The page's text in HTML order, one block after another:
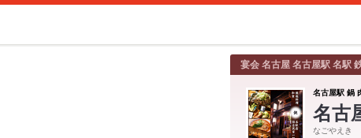
宴会 名古屋 名古屋駅 名駅
名古屋駅 鍋
名古
なごやえき